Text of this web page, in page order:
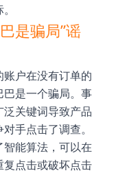
是骗局”谣
户在没有订单的
是一个骗局。事
关键词导致产品
手点击了调查。
能算法，可以在
点击或破坏点击